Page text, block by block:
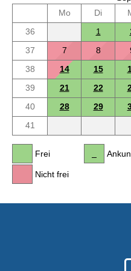
Mo
Di
36
1
37
7 8
38
14 15
39
21 22
40
28 29
41
Frei
Nicht frei